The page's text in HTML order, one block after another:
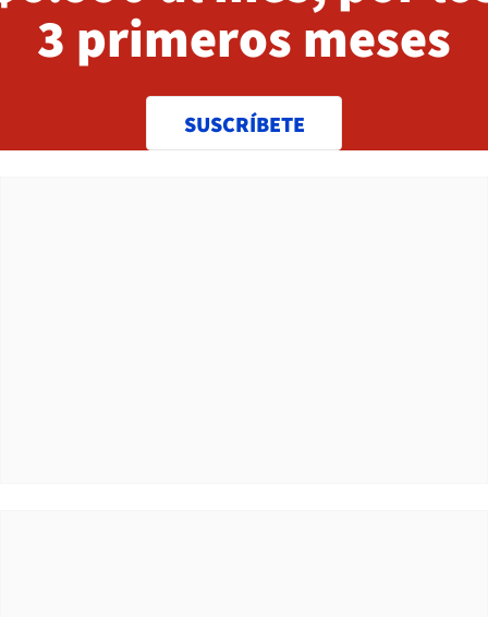
3 primeros meses
SUSCRÍBETE